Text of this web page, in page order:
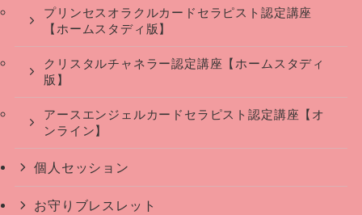
プリンセスオラクルカードセラピスト認定講座
【ホームスタディ版】
クリスタルチャネラー認定講座【ホームスタディ
版】
アースエンジェルカードセラピスト認定講座【オ
ンライン】
個人セッション
お守りブレスレット